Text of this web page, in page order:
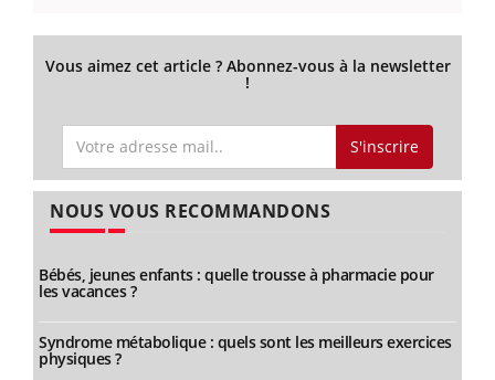
Vous aimez cet article ? Abonnez-vous à la newsletter
!
S'inscrire
NOUS VOUS RECOMMANDONS
Bébés, jeunes enfants : quelle trousse à pharmacie pour
les vacances ?
Syndrome métabolique : quels sont les meilleurs exercices
physiques ?